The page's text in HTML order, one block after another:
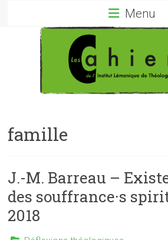
Menu
famille
J.-M. Barreau –
des souffrance·s
2018